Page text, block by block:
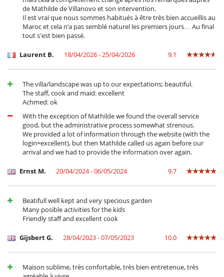
Terrazza(e)
Divertimenti ed attività sportive
Accesso internet (wifi)
Biliardino
La villa propone 2 piscine
Ping-Pong
Piscina calda esteriore
Sala massaggi
Stanza dei giochi
Tennis privato
Tivù cavo o satellite o internet
Trampoline
Cucina completamente fornita
Per la vostra comodità e convenienza
Accesso separato per il personale
Aria condizionata
Asciugacapelli
Camera di pranzo
Camini
Salone TV
Salotto
de Mathilde de Villanovo et son intervention.
Il est vrai que nous sommes habitués à être très bien accueillis au
Maroc et cela n’a pas semblé naturel les premiers jours… Au final
tout s'est bien passé.
Laurent B. 18/04/2026 - 25/04/2026 9.1
The villa/landscape was up to our expectations; beautiful.
The staff, cook and maid: excellent
Achmed: ok
With the exception of Mathilde we found the overall service
good, but the administrative process somewhat strenous.
We provided a lot of information through the website (with the
login=excellent), but then Mathilde called us again before our
arrival and we had to provide the information over again.
Ernst M. 20/04/2024 - 06/05/2024 9.7
Beatifull well kept and very specious garden
Many posible activities for the kids
Friendly staff and excellent cook
Gijsbert G. 28/04/2023 - 07/05/2023 10.0
Maison sublime, très confortable, très bien entretenue, très